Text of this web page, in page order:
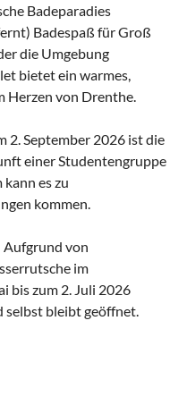
Badeparadies
Badespaß für Groß
die Umgebung
bietet ein warmes,
Herzen von Drenthe.
2. September 2026 ist die
einer Studentengruppe
es zu
kommen.
Aufgrund von
im
bis zum 2. Juli 2026
selbst bleibt geöffnet.